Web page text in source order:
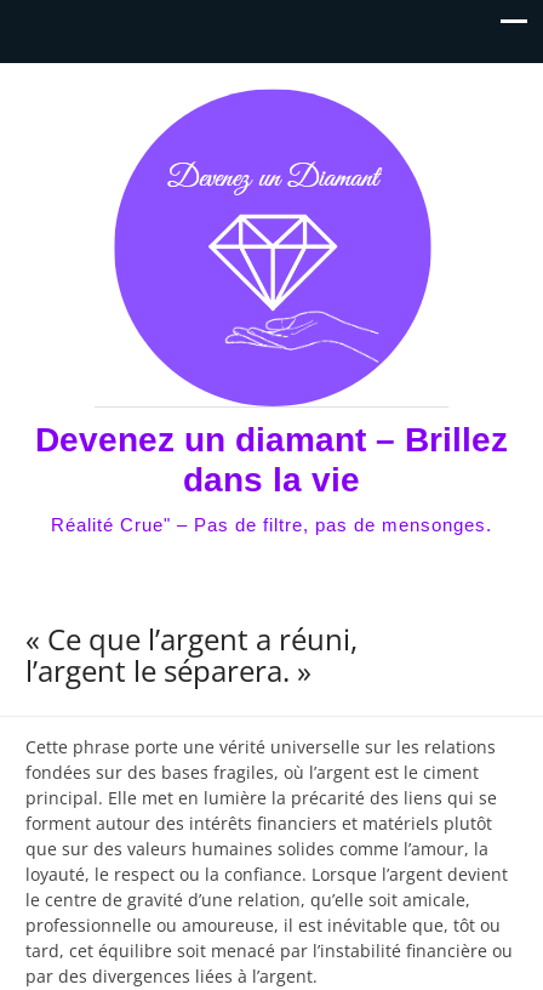
Devenez un diamant – Brillez
dans la vie
Réalité Crue" – Pas de filtre, pas de mensonges.
« Ce que l’argent a réuni,
l’argent le séparera. »
Cette phrase porte une vérité universelle sur les relations
fondées sur des bases fragiles, où l’argent est le ciment
principal. Elle met en lumière la précarité des liens qui se
forment autour des intérêts financiers et matériels plutôt
que sur des valeurs humaines solides comme l’amour, la
loyauté, le respect ou la confiance. Lorsque l’argent devient
le centre de gravité d’une relation, qu’elle soit amicale,
professionnelle ou amoureuse, il est inévitable que, tôt ou
tard, cet équilibre soit menacé par l’instabilité financière ou
par des divergences liées à l’argent.